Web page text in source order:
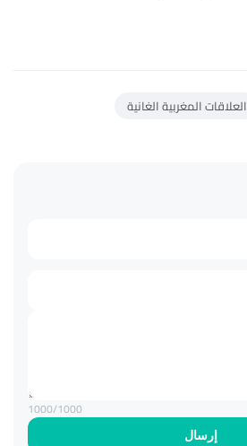
العلاقات المغربية الغانية
إرسال
1000/1000